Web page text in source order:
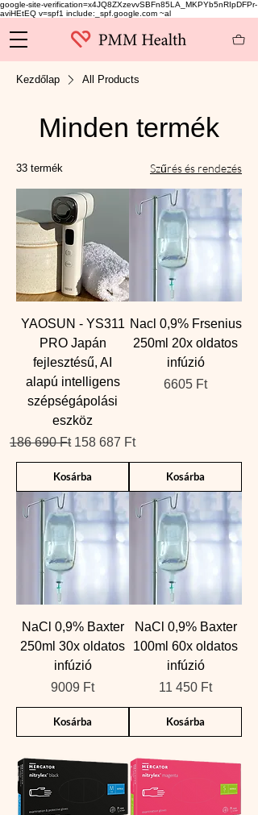
google-site-verification=x4JQ8ZXzevvSBFn85LA_MKPYb5nRIpDFPr-
aviHEtEQ v=spf1 include:_spf.google.com ~al
Kezdőlap All Products
Minden termék
33 termék Szűrés és rendezés
YAOSUN - YS311
PRO Japán
fejlesztésű, AI
alapú intelligens
szépségápolási
eszköz
Szokásos ár
186 690 Ft Akciós ár
158 687 Ft
Kosárba
Nacl 0,9% Frsenius
250ml 20x oldatos
infúzió
Ár
6605 Ft
Kosárba
NaCl 0,9% Baxter
250ml 30x oldatos
infúzió
Ár
9009 Ft
Kosárba
NaCl 0,9% Baxter
100ml 60x oldatos
infúzió
Ár
11 450 Ft
Kosárba